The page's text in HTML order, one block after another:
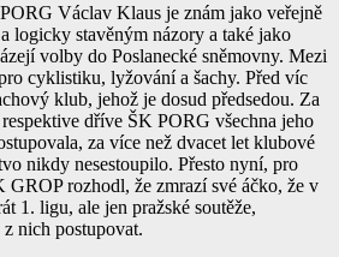
Václav Klaus je znám jako veřejně
logicky stavěným názory a také jako
volby do Poslanecké sněmovny. Mezi
cyklistiku, lyžování a šachy. Před víc
klub, jehož je dosud předsedou. Za
dříve ŠK PORG všechna jeho
za více než dvacet let klubové
nikdy nesestoupilo. Přesto nyní, pro
GROP rozhodl, že zmrazí své áčko, že v
1. ligu, ale jen pražské soutěže,
nich postupovat.